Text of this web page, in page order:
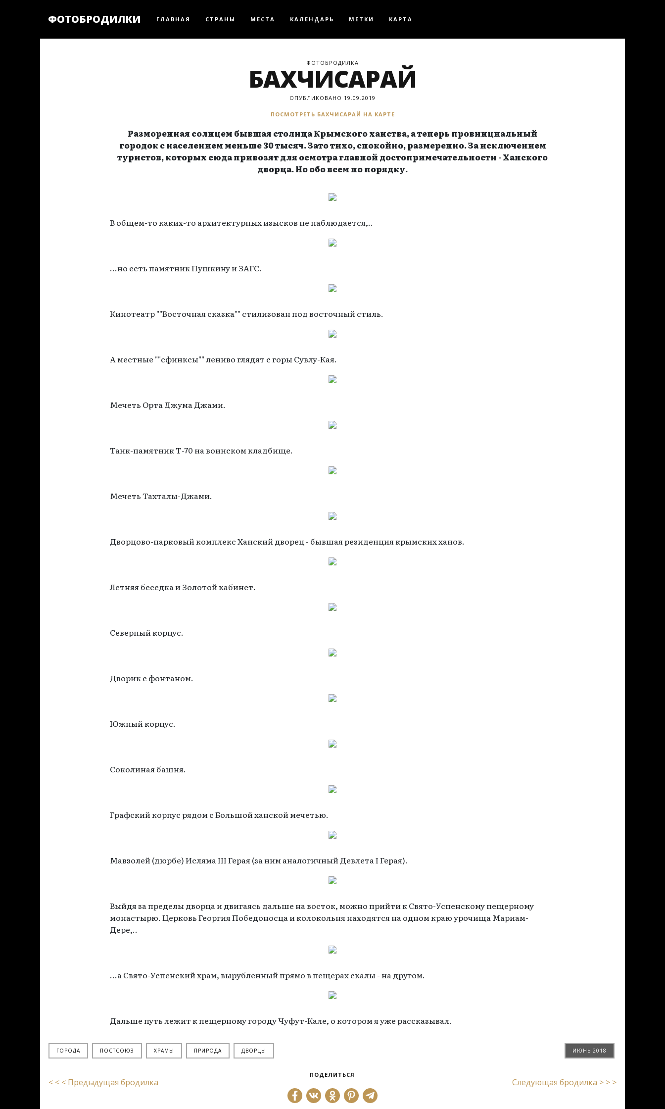
ФОТОБРОДИЛКИ ГЛАВНАЯ СТРАНЫ МЕСТА КАЛЕНДАРЬ МЕТКИ КАРТА
ФОТОБРОДИЛКА
БАХЧИСАРАЙ
ОПУБЛИКОВАНО 19.09.2019
ПОСМОТРЕТЬ БАХЧИСАРАЙ НА КАРТЕ
Разморенная солнцем бывшая столица Крымского ханства, а теперь провинциальный
городок с населением меньше 30 тысяч. Зато тихо, спокойно, размеренно. За исключением
туристов, которых сюда привозят для осмотра главной достопримечательности - Ханского
дворца. Но обо всем по порядку.
В общем-то каких-то архитектурных изысков не наблюдается,..
...но есть памятник Пушкину и ЗАГС.
Кинотеатр ""Восточная сказка"" стилизован под восточный стиль.
А местные ""сфинксы"" лениво глядят с горы Сувлу-Кая.
Мечеть Орта Джума Джами.
Танк-памятник Т-70 на воинском кладбище.
Мечеть Тахталы-Джами.
Дворцово-парковый комплекс Ханский дворец - бывшая резиденция крымских ханов.
Летняя беседка и Золотой кабинет.
Северный корпус.
Дворик с фонтаном.
Южный корпус.
Соколиная башня.
Графский корпус рядом с Большой ханской мечетью.
Мавзолей (дюрбе) Исляма III Герая (за ним аналогичный Девлета I Герая).
Выйдя за пределы дворца и двигаясь дальше на восток, можно прийти к Свято-Успенскому пещерному
монастырю. Церковь Георгия Победоносца и колокольня находятся на одном краю урочища Мариам-
Дере,..
...а Свято-Успенский храм, вырубленный прямо в пещерах скалы - на другом.
Дальше путь лежит к пещерному городу Чуфут-Кале, о котором я уже рассказывал.
ГОРОДА ПОСТСОЮЗ ХРАМЫ ПРИРОДА ДВОРЦЫ ИЮНЬ 2018
< < < Предыдущая бродилка
ПОДЕЛИТЬСЯ
Следующая бродилка > > >